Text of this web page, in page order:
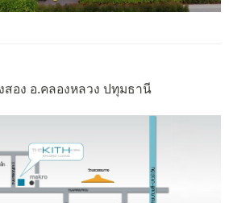
อง อ.คลองหลวง ปทุมธานี